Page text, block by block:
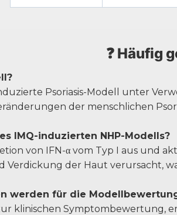
❓ Häufig
Psoriasis-Modell unter
der menschlichen
IMQ-induzierten NHP-Modells?
von IFN-α vom Typ I aus
der Haut verursacht,
werden für die
klinischen Symptombewertung,